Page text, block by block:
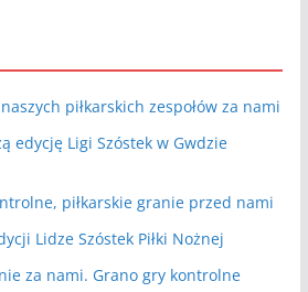
piłkarskich zespołów za nami
edycję Ligi Szóstek w Gwdzie
piłkarskie granie przed nami
Lidze Szóstek Piłki Nożnej
za nami. Grano gry kontrolne